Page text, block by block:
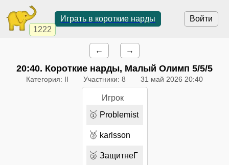
1222
Войти
Играть в короткие нарды
← →
20:40. Короткие нарды, Малый Олимп 5/5/5
Категория: II Участники: 8 31 май 2026 20:40
Игрок
🥇 Problemist
🥈 karlsson
🥉 ЗащитнеГ